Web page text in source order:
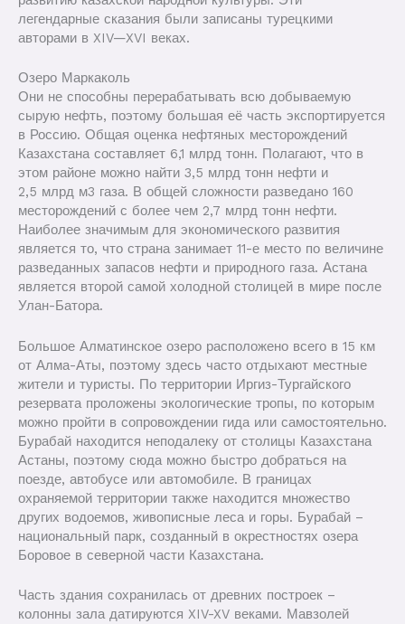
легендарные сказания были записаны турецкими
авторами в XIV—XVI веках.
Озеро Маркаколь
Они не способны перерабатывать всю добываемую
сырую нефть, поэтому большая её часть экспортируется
в Россию. Общая оценка нефтяных месторождений
Казахстана составляет 6,1 млрд тонн. Полагают, что в
этом районе можно найти 3,5 млрд тонн нефти и
2,5 млрд м3 газа. В общей сложности разведано 160
месторождений с более чем 2,7 млрд тонн нефти.
Наиболее значимым для экономического развития
является то, что страна занимает 11-е место по величине
разведанных запасов нефти и природного газа. Астана
является второй самой холодной столицей в мире после
Улан-Батора.
Большое Алматинское озеро расположено всего в 15 км
от Алма-Аты, поэтому здесь часто отдыхают местные
жители и туристы. По территории Иргиз-Тургайского
резервата проложены экологические тропы, по которым
можно пройти в сопровождении гида или самостоятельно.
Бурабай находится неподалеку от столицы Казахстана
Астаны, поэтому сюда можно быстро добраться на
поезде, автобусе или автомобиле. В границах
охраняемой территории также находится множество
других водоемов, живописные леса и горы. Бурабай –
национальный парк, созданный в окрестностях озера
Боровое в северной части Казахстана.
Часть здания сохранилась от древних построек –
колонны зала датируются XIV-XV веками. Мавзолей